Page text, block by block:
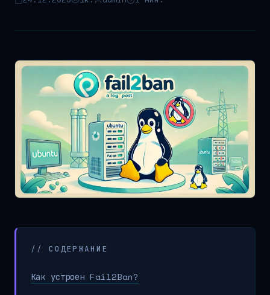
// СОДЕРЖАНИЕ
Как устроен Fail2Ban?